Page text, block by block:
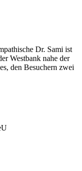
Dr. Sami ist
Westbank nahe der
den Besuchern zwei